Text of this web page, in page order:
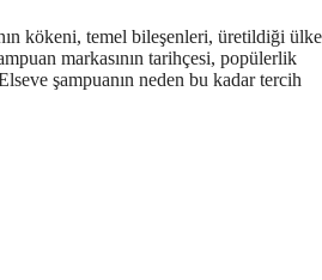
kökeni, temel bileşenleri, üretildiği
markasının tarihçesi, popülerlik
şampuanın neden bu kadar tercih